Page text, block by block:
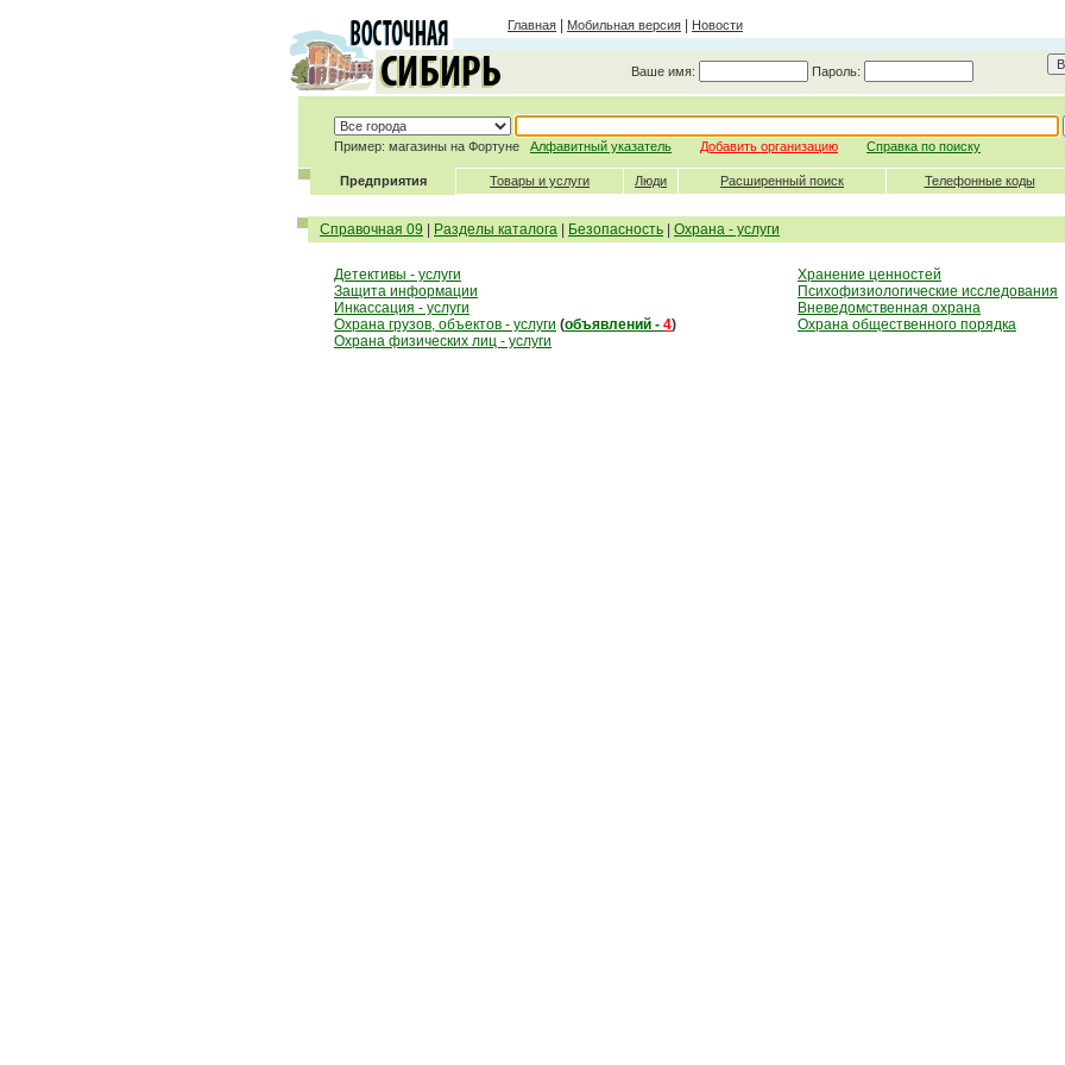
Главная Мобильная версия Новости
Ваше имя: Пароль:
Пример: магазины на Фортуне Алфавитный указатель Добавить организацию Справка по поиску
Предприятия Товары и услуги Люди Расширенный поиск Телефонные коды
Справочная 09 Разделы каталога Безопасность Охрана - услуги
Детективы - услуги
Защита информации
Инкассация - услуги
Охрана грузов, объектов - услуги (объявлений - 4)
Охрана физических лиц - услуги
Хранение ценностей
Психофизиологические исследования
Вневедомственная охрана
Охрана общественного порядка